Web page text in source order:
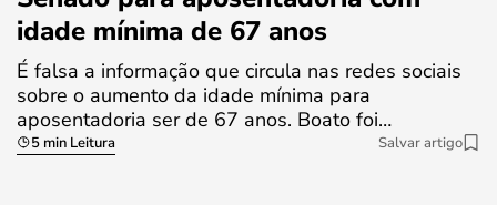
idade mínima de 67 anos
É falsa a informação que circula nas redes sociais
sobre o aumento da idade mínima para
aposentadoria ser de 67 anos. Boato foi…
5 min Leitura Salvar artigo